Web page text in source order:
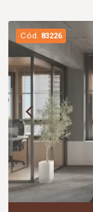
Cód. 83226